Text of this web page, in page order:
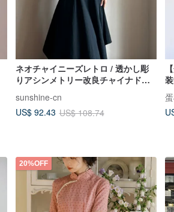
ネオチャイニーズレトロ / 透かし彫
りアシンメトリー改良チャイナドレ
sunshine-cn
US$ 92.43 US$ 108.74
20%OFF